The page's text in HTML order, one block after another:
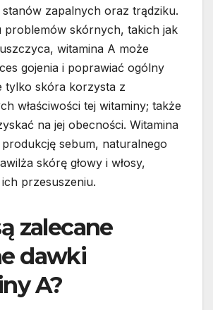
stanów zapalnych oraz trądziku.
problemów skórnych, takich jak
witamina A może
gojenia i poprawiać ogólny
tylko skóra korzysta z
właściwości tej witaminy; także
na jej obecności. Witamina
sebum, naturalnego
skórę głowy i włosy,
przesuszeniu.
zalecane
dawki
A?